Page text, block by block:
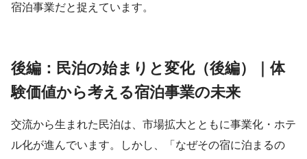
宿泊事業だと捉えています。
後編：民泊の始まりと変化（後編）｜体
験価値から考える宿泊事業の未来
交流から生まれた民泊は、市場拡大とともに事業化・ホテ
ル化が進んでいます。しかし、「なぜその宿に泊まるの